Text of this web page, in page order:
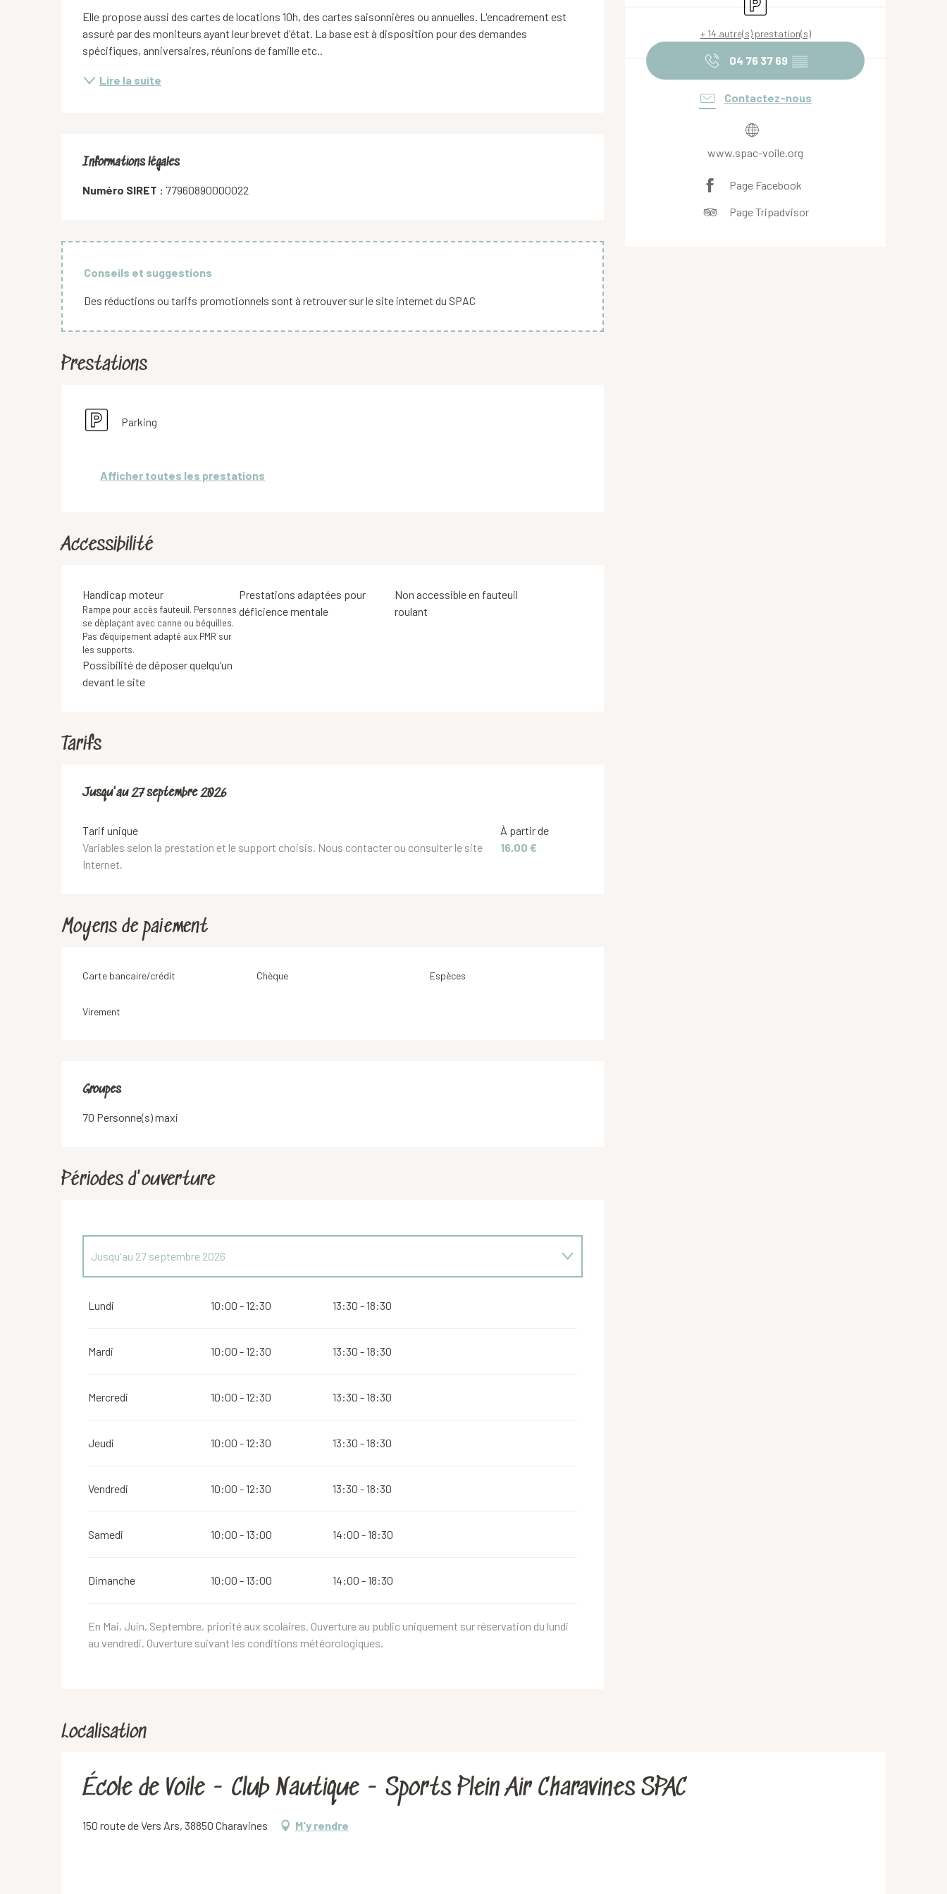
+ 14 autre(s) prestation(s)
04 76 37 69 ▒▒
Contactez-nous
www.spac-voile.org
Page Facebook
Page Tripadvisor
Elle propose aussi des cartes de locations 10h, des cartes saisonnières ou annuelles. L'encadrement est
assuré par des moniteurs ayant leur brevet d'état. La base est à disposition pour des demandes
spécifiques, anniversaires, réunions de famille etc..
Lire la suite
Informations légales
Informations légales
Numéro SIRET : 77960890000022
Conseils et suggestions
Des réductions ou tarifs promotionnels sont à retrouver sur le site internet du SPAC
Prestations
Parking
Afficher toutes les prestations
Accessibilité
Handicap moteur
Rampe pour accès fauteuil. Personnes
se déplaçant avec canne ou béquilles.
Pas d'équipement adapté aux PMR sur
les supports.
Prestations adaptées pour
déficience mentale
Non accessible en fauteuil
roulant
Possibilité de déposer quelqu’un
devant le site
Tarifs
Du4 mai 2025au27 septembre 2026
Jusqu'au27 septembre 2026
Tarif unique
Variables selon la prestation et le support choisis. Nous contacter ou consulter le site
Internet.
À partir de
16,00 €
Moyens de paiement
Carte bancaire/crédit Chèque Espèces
Virement
Groupes
Groupes
70 Personne(s) maxi
Périodes d'ouverture
Jusqu'au 27 septembre 2026
Lundi 10:00 - 12:30 13:30 - 18:30
Mardi 10:00 - 12:30 13:30 - 18:30
Mercredi 10:00 - 12:30 13:30 - 18:30
Jeudi 10:00 - 12:30 13:30 - 18:30
Vendredi 10:00 - 12:30 13:30 - 18:30
Samedi 10:00 - 13:00 14:00 - 18:30
Dimanche 10:00 - 13:00 14:00 - 18:30
En Mai, Juin, Septembre, priorité aux scolaires. Ouverture au public uniquement sur réservation du lundi
au vendredi. Ouverture suivant les conditions météorologiques.
Localisation
École de Voile - Club Nautique - Sports Plein Air Charavines SPAC
150 route de Vers Ars, 38850 Charavines M'y rendre